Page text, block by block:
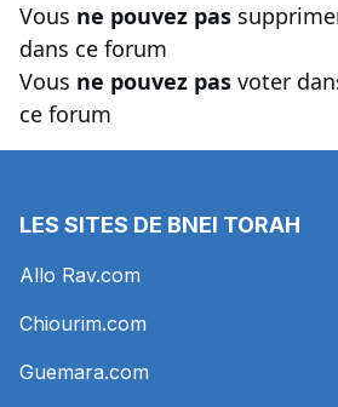
Vous ne pouvez pas
dans ce forum
Vous ne pouvez pas voter
ce forum
LES SITES DE BNEI TORAH
Allo Rav.com
Chiourim.com
Guemara.com